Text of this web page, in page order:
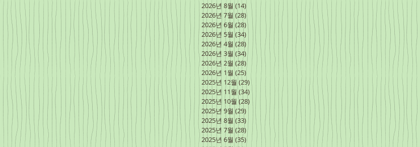
2026년 8월 (14) 게시물 14개
2026년 7월 (28)게시물 28개
2026년 6월 (28)게시물 28개
2026년 5월 (34)
2026년 4월 (28) 게시물 28개
2026년 3월 (34)게시물 34개
2026년 2월 (28)게시물 28개
2026년 1월 (25) 게시물 25개
2025년 12월 (29) 게시물 29개
2025년 11월 (34) 게시물 34개
2025년 10월 (28)
2025년 9월 (29)
2025년 8월 (33)게시물 33개
2025년 7월 (28)게시물 28개
2025년 6월 (35)게시물 35개